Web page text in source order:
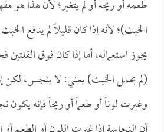
طعمه أو ريحه أو لم يتغير؛ لأن هذا هو
الخبث)؛ لأنه إذا كان قليلاً لم يدفع
يجوز استعماله، أما إذا كان فوق
(لم يحمل الخبث) يعني: لا ينجس، لكن
وغيرت لوناً أو طعماً أو ريحاً فإنه يكون